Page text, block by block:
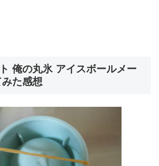
俺の丸氷 アイスボールメー
た感想